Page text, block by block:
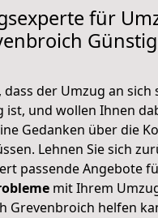
für
der Umzug an sich
ist, und wollen Ihnen
Gedanken über die
Lehnen Sie sich
passende Angebote
mit Ihrem
Grevenbroich helfen